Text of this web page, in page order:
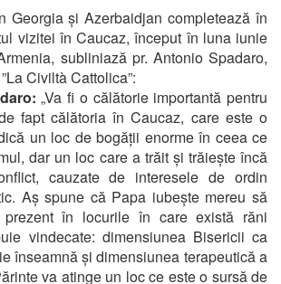
Georgia și Azerbaidjan completează în
vizitei în Caucaz, început în luna iunie
subliniază pr. Antonio Spadaro,
Civiltà Cattolica”:
„Va fi o călătorie importantă pentru
fapt călătoria în Caucaz, care este o
un loc de bogății enorme în ceea ce
dar un loc care a trăit și trăiește încă
cauzate de interesele de ordin
Aș spune că Papa iubește mereu să
în locurile în care există răni
vindecate: dimensiunea Bisericii ca
înseamnă și dimensiunea terapeutică a
va atinge un loc ce este o sursă de